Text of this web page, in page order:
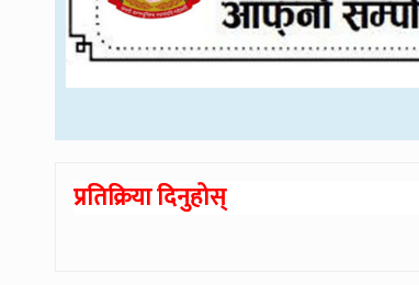
प्रतिक्रिया दिनुहोस्